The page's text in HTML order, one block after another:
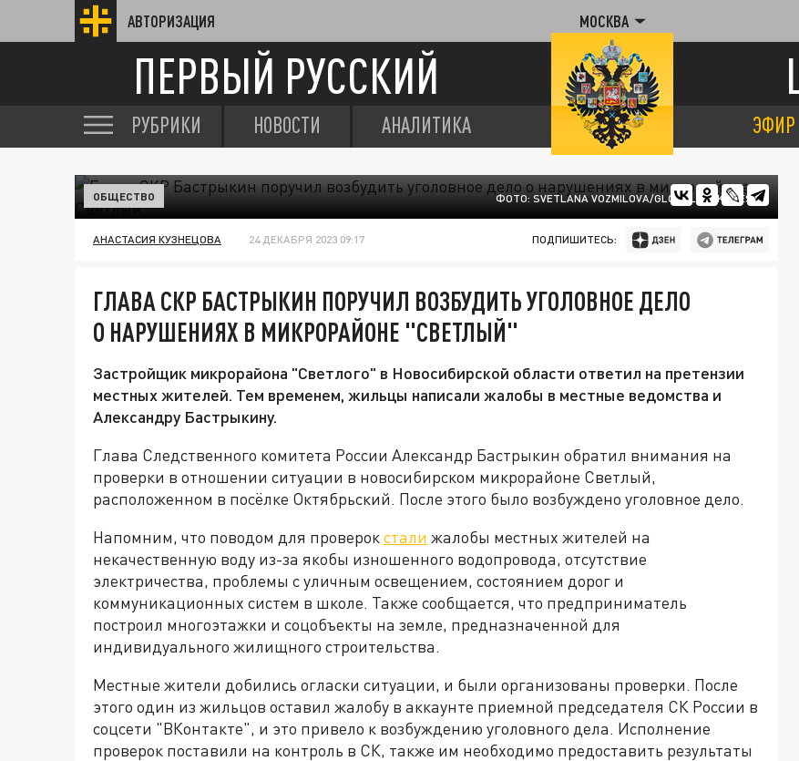
АВТОРИЗАЦИЯ МОСКВА
ПЕРВЫЙ РУССКИЙ
РУБРИКИ НОВОСТИ АНАЛИТИКА ЭФИР
ФОТО: SVETLANA VOZMILOVA/GLOBALLOOKPRESS
ОБЩЕСТВО
АНАСТАСИЯ КУЗНЕЦОВА 24 ДЕКАБРЯ 2023 09:17 ПОДПИШИТЕСЬ:
ГЛАВА СКР БАСТРЫКИН ПОРУЧИЛ ВОЗБУДИТЬ УГОЛОВНОЕ ДЕЛО
О НАРУШЕНИЯХ В МИКРОРАЙОНЕ "СВЕТЛЫЙ"
Застройщик микрорайона "Светлого" в Новосибирской области ответил на претензии
местных жителей. Тем временем, жильцы написали жалобы в местные ведомства и
Александру Бастрыкину.
Глава Следственного комитета России Александр Бастрыкин обратил внимания на
проверки в отношении ситуации в новосибирском микрорайоне Светлый,
расположенном в посёлке Октябрьский. После этого было возбуждено уголовное дело.
Напомним, что поводом для проверокстали жалобы местных жителей на
некачественную воду из-за якобы изношенного водопровода, отсутствие
электричества, проблемы с уличным освещением, состоянием дорог и
коммуникационных систем в школе. Также сообщается, что предприниматель
построил многоэтажки и соцобъекты на земле, предназначенной для
индивидуального жилищного строительства.
Местные жители добились огласки ситуации, и были организованы проверки. После
этого один из жильцов оставил жалобу в аккаунте приемной председателя СК России в
соцсети "ВКонтакте", и это привело к возбуждению уголовного дела. Исполнение
проверок поставили на контроль в СК, также им необходимо предоставить результаты